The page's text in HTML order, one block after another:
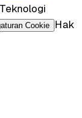
Cookie
Hak